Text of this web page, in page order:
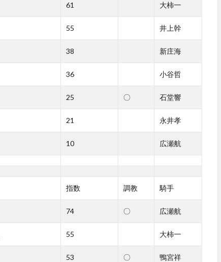
61 大柿一
55 井上幹
38 新庄海
36 小谷哲
25 〇 石堂響
21 永井孝
10 広瀬航
指数 調教 騎手
74 〇 広瀬航
55 大柿一
53 〇 鴨宮祥